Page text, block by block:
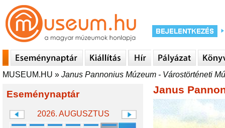
MUSEUM.HU » Janus Pannonius Múzeum - Várostörténeti
Eseménynaptár
2026. AUGUSZTUS
Janus